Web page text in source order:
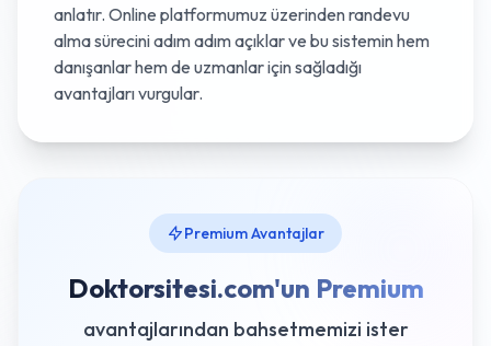
anlatır. Online platformumuz üzerinden randevu
alma sürecini adım adım açıklar ve bu sistemin hem
danışanlar hem de uzmanlar için sağladığı
avantajları vurgular.
Premium Avantajlar
Doktorsitesi.com'un Premium
avantajlarından bahsetmemizi ister